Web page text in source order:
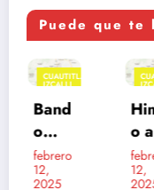
Puede que te
CUAUTITLÁN
IZCALLI
Band
o
muni
cipal
febrero
12,
2025
o a
12,